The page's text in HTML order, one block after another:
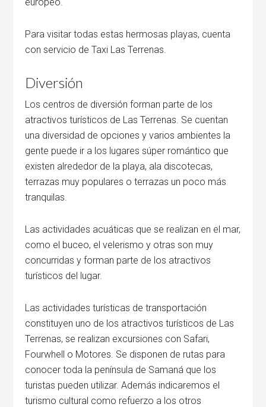
Para visitar todas estas hermosas playas, cuenta
con servicio de Taxi Las Terrenas.
Diversión
Los centros de diversión forman parte de los
atractivos turísticos de Las Terrenas. Se cuentan
una diversidad de opciones y varios ambientes la
gente puede ir a los lugares súper romántico que
existen alrededor de la playa, ala discotecas,
terrazas muy populares o terrazas un poco más
tranquilas.
Las actividades acuáticas que se realizan en el mar,
como el buceo, el velerismo y otras son muy
concurridas y forman parte de los atractivos
turísticos del lugar.
Las actividades turísticas de transportación
constituyen uno de los atractivos turísticos de Las
Terrenas, se realizan excursiones con Safari,
Fourwhell o Motores. Se disponen de rutas para
conocer toda la península de Samaná que los
turistas pueden utilizar. Además indicaremos el
turismo cultural como refuerzo a los otros